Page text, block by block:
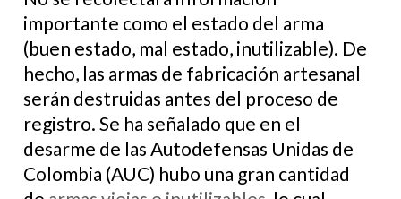
importante como el estado del arma
(buen estado, mal estado, inutilizable). De
hecho, las armas de fabricación artesanal
serán destruidas antes del proceso de
registro. Se ha señalado que en el
desarme de las Autodefensas Unidas de
Colombia (AUC) hubo una gran cantidad